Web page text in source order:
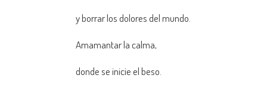
y borrar los dolores del mundo.
Amamantar la calma,
donde se inicie el beso.